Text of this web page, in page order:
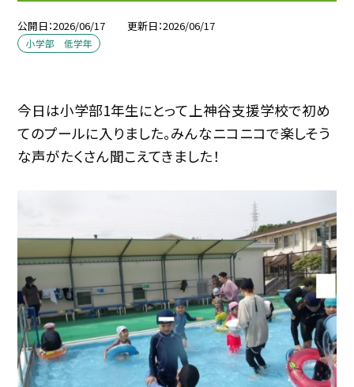
公開日 2026/06/17 更新日 2026/06/17
小学部 低学年
今日は小学部1年生にとって上神谷支援学校で初め
てのプールに入りました。みんなニコニコで楽しそう
な声がたくさん聞こえてきました！